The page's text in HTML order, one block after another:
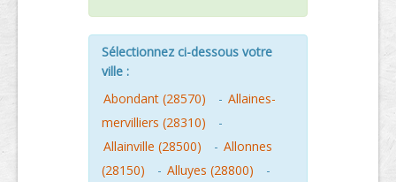
Sélectionnez ci-dessous votre
ville :
Abondant (28570)
- Allaines-
mervilliers (28310)
-
Allainville (28500)
- Allonnes
(28150)
- Alluyes (28800)
-